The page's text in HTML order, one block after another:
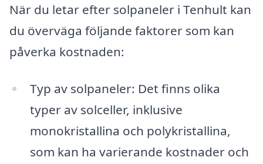
När du letar efter solpaneler i Tenhult kan
du överväga följande faktorer som kan
påverka kostnaden:
Typ av solpaneler: Det finns olika
typer av solceller, inklusive
monokristallina och polykristallina,
som kan ha varierande kostnader och